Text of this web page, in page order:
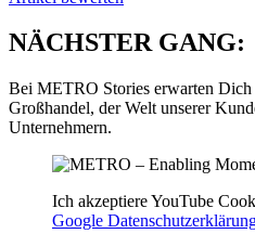
NÄCHSTER GANG:
Bei METRO Stories erwarten Dich
Großhandel, der Welt unserer
Unternehmern.
Ich akzeptiere YouTube
Google